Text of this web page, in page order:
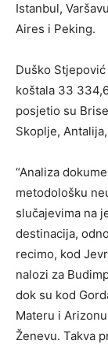
Istanbul,
Aires i Peking.
Duško
koštala 33
posjetio su
Skoplje,
“Analiza
metodološku
slučajevima na
destinacija,
recimo, kod
nalozi za
dok su kod
Materu i
Ženevu. Takva